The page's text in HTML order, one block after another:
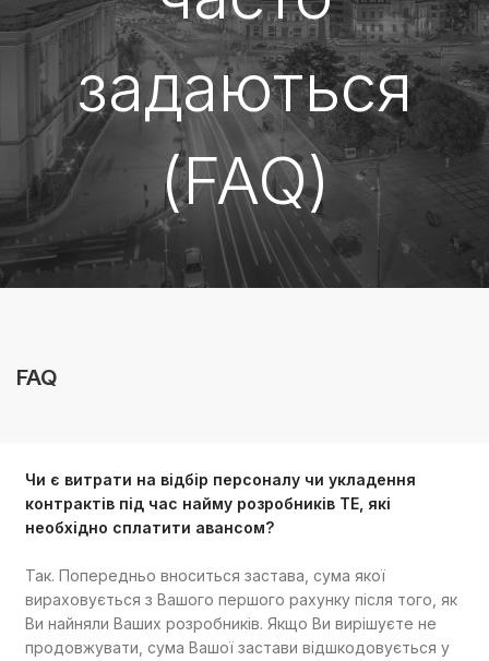
UK
ПОЧИНАЙМО
задаються
(FAQ)
FAQ
Чи є витрати на відбір персоналу чи укладення
контрактів під час найму розробників TE, які
необхідно сплатити авансом?
Так. Попередньо вноситься застава, сума якої
вираховується з Вашого першого рахунку після того, як
Ви найняли Ваших розробників. Якщо Ви вирішуєте не
продовжувати, сума Вашої застави відшкодовується у